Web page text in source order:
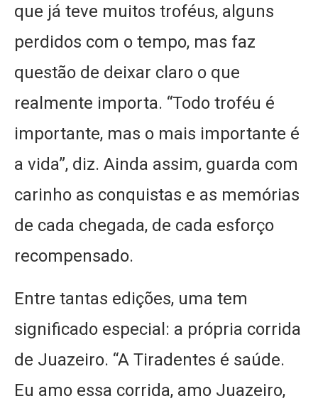
que já teve muitos troféus, alguns
perdidos com o tempo, mas faz
questão de deixar claro o que
realmente importa. “Todo troféu é
importante, mas o mais importante é
a vida”, diz. Ainda assim, guarda com
carinho as conquistas e as memórias
de cada chegada, de cada esforço
recompensado.
Entre tantas edições, uma tem
significado especial: a própria corrida
de Juazeiro. “A Tiradentes é saúde.
Eu amo essa corrida, amo Juazeiro,